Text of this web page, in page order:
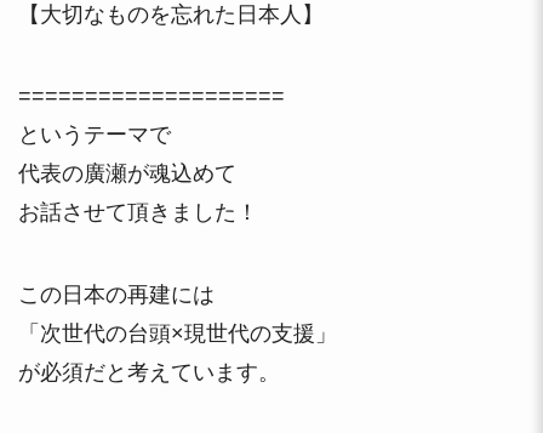
【大切なものを忘れた日本人】
====================
というテーマで
代表の廣瀬が魂込めて
お話させて頂きました！
この日本の再建には
「次世代の台頭×現世代の支援」
が必須だと考えています。